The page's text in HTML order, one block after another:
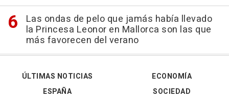
Las ondas de pelo que jamás había llevado
la Princesa Leonor en Mallorca son las que
más favorecen del verano
ÚLTIMAS NOTICIAS
ESPAÑA
ECONOMÍA
SOCIEDAD